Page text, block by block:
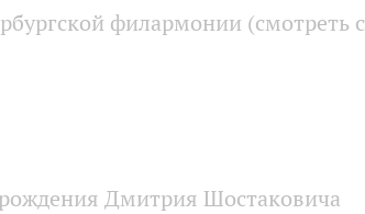
филармонии (смотреть с
Дмитрия Шостаковича